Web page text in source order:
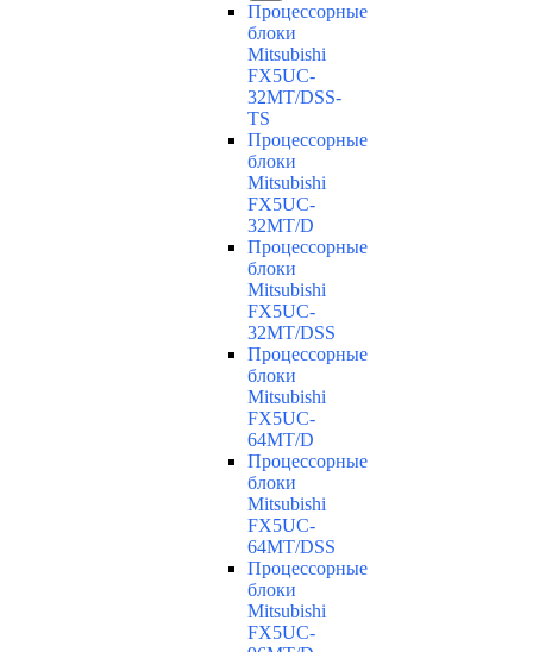
Процессорные
блоки
Mitsubishi
FX5UC-
32MT/DSS-
TS
Процессорные
блоки
Mitsubishi
FX5UC-
32MT/D
Процессорные
блоки
Mitsubishi
FX5UC-
32MT/DSS
Процессорные
блоки
Mitsubishi
FX5UC-
64MT/D
Процессорные
блоки
Mitsubishi
FX5UC-
64MT/DSS
Процессорные
блоки
Mitsubishi
FX5UC-